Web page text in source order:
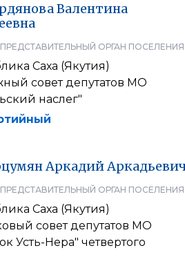
Валентина
ПРЕДСТАВИТЕЛЬНЫЙ ОРГАН ПОСЕЛЕНИЯ
Саха (Якутия)
совет депутатов МО
наслег"
Аркадий
ПРЕДСТАВИТЕЛЬНЫЙ ОРГАН ПОСЕЛЕНИЯ
Саха (Якутия)
совет депутатов МО
Усть-Нера" четвертого